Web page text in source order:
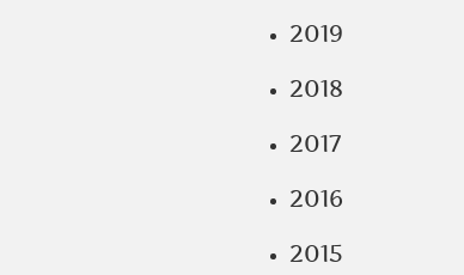
2019
2018
2017
2016
2015